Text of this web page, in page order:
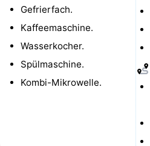
Sportangeln
Haifischzähne
Essen
Gefrierfach.
Kaffeemaschine.
Wasserkocher.
Spülmaschine.
Kombi-Mikrowelle.